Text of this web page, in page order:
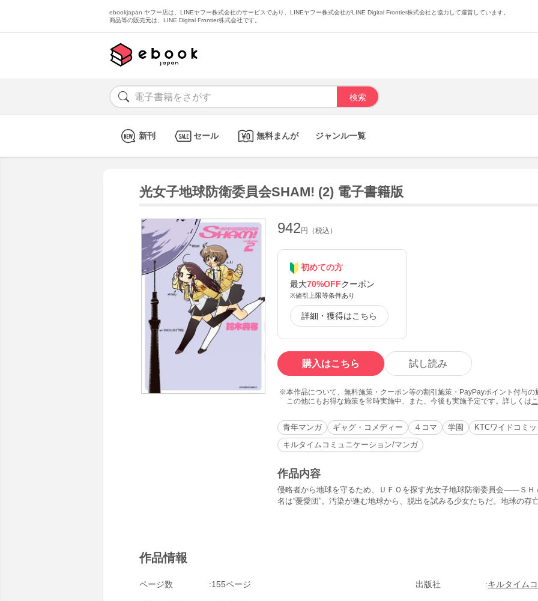
ebookjapan ヤフー店は、LINEヤフー株式会社のサービスであり、LINEヤフー株式会社がLINE Digital Frontier株式会社と協力して運営しています。
商品等の販売元は、LINE Digital Frontier株式会社です。
新刊 セール 無料まんが ジャンル一覧
光女子地球防衛委員会SHAM! (2) 電子書籍版
942円（税込）
初めての方
最大70%OFFクーポン
※値引上限等条件あり
詳細・獲得はこちら
購入はこちら 試し読み
本作品について、無料施策・クーポン等の割引施策・PayPayポイント付与の
この他にもお得な施策を常時実施中、また、今後も実施予定です。詳しくは
青年マンガ ギャグ・コメディー ４コマ 学園
KTCワイドコミッ
キルタイムコミュニケーション/マンガ
作品内容
侵略者から地球を守るため、ＵＦＯを探す光女子地球防衛委員会――ＳＨ
名は“憂愛団”。汚染が進む地球から、脱出を試みる少女たちだ。地球の
Ｍは、地球を守ることができるのか？＜収録作品＞MISSION.82012年問
作品情報
ページ数 155ページ 出版社 キルタイム